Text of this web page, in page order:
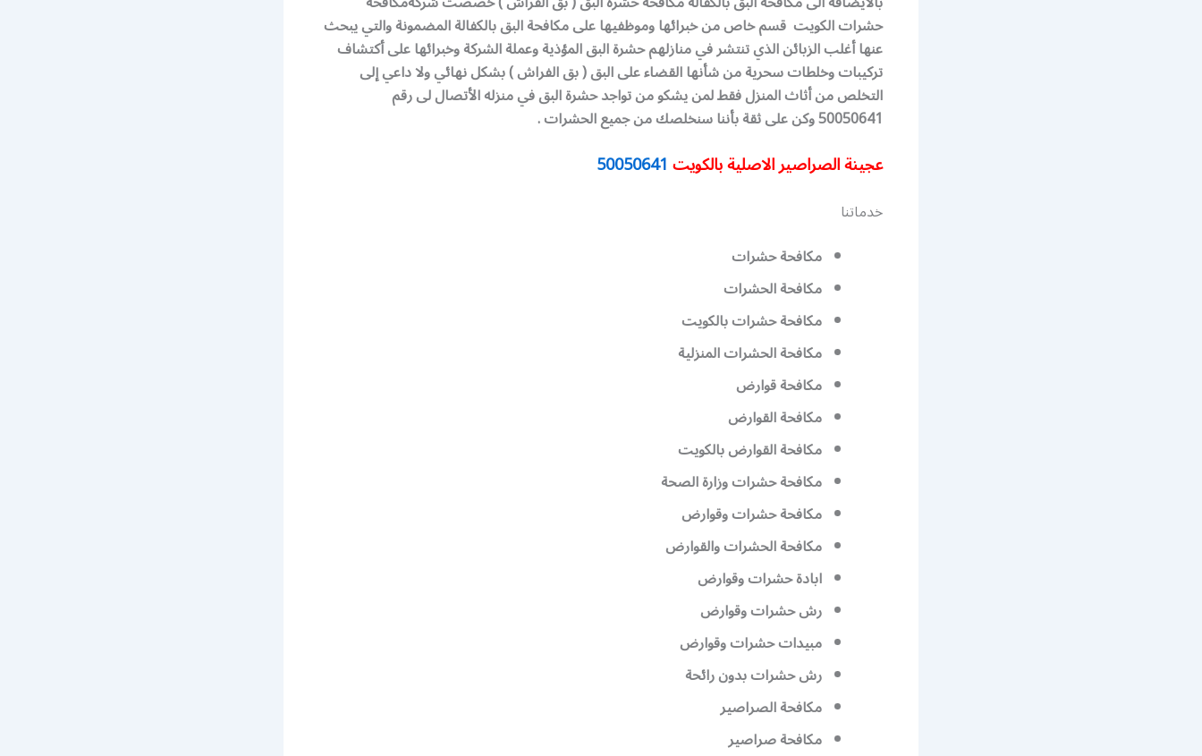
حشرات الكويت قسم خاص من خبرائها وموظفيها على مكافحة البق بالكفالة المضمونة والتي يبحث
عنها أغلب الزبائن الذي تنتشر في منازلهم حشرة البق المؤذية وعملة الشركة وخبرائها على أكتشاف
تركيبات وخلطات سحرية من شأنها القضاء على البق ( بق الفراش ) بشكل نهائي ولا داعي إلى
التخلص من أثاث المنزل فقط لمن يشكو من تواجد حشرة البق في منزله الأتصال لى رقم
50050641 وكن على ثقة بأننا سنخلصك من جميع الحشرات .
عجينة الصراصير الاصلية بالكويت50050641
خدماتنا
مكافحة حشرات
مكافحة الحشرات
مكافحة حشرات بالكويت
مكافحة الحشرات المنزلية
مكافحة قوارض
مكافحة القوارض
مكافحة القوارض بالكويت
مكافحة حشرات وزارة الصحة
مكافحة حشرات وقوارض
مكافحة الحشرات والقوارض
ابادة حشرات وقوارض
رش حشرات وقوارض
مبيدات حشرات وقوارض
رش حشرات بدون رائحة
مكافحة الصراصير
مكافحة صراصير